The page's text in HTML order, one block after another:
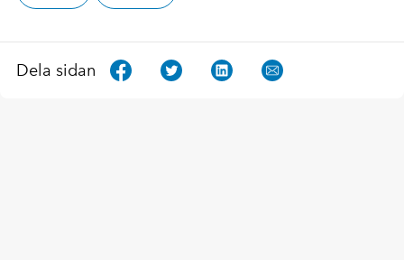
Dela sidan